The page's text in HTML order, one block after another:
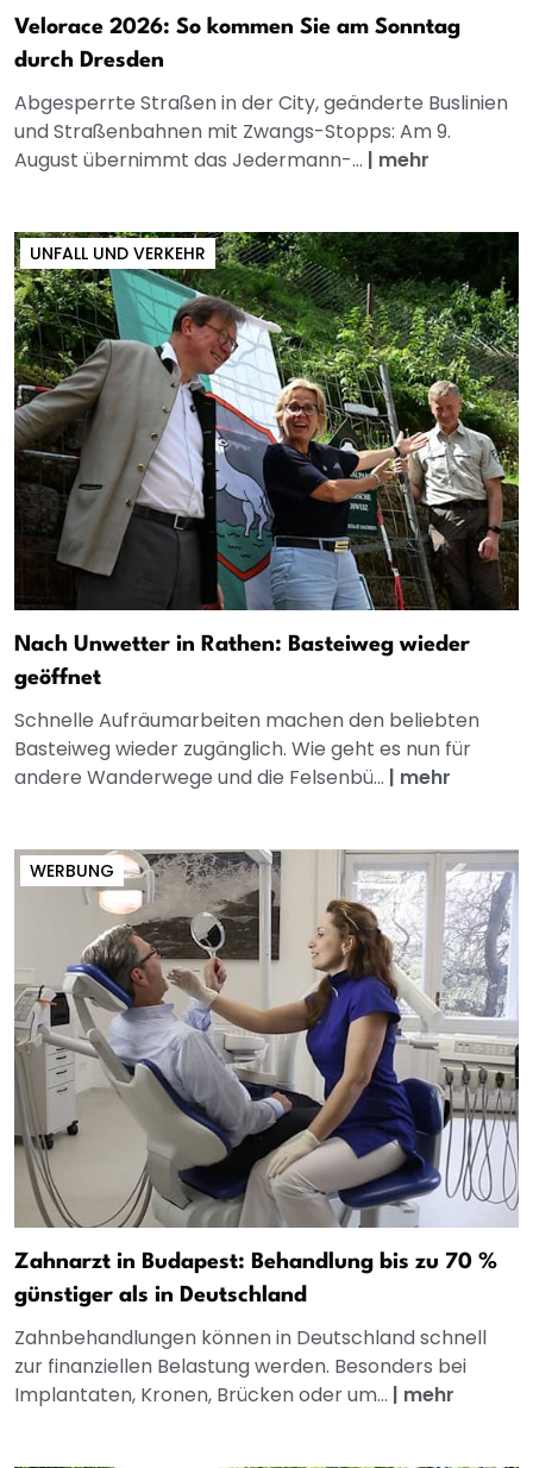
Velorace 2026: So kommen Sie am Sonntag
durch Dresden
Abgesperrte Straßen in der City, geänderte Buslinien
und Straßenbahnen mit Zwangs-Stopps: Am 9.
August übernimmt das Jedermann-... | mehr
UNFALL UND VERKEHR
Nach Unwetter in Rathen: Basteiweg wieder
geöffnet
Schnelle Aufräumarbeiten machen den beliebten
Basteiweg wieder zugänglich. Wie geht es nun für
andere Wanderwege und die Felsenbü... | mehr
WERBUNG
Zahnarzt in Budapest: Behandlung bis zu 70 %
günstiger als in Deutschland
Zahnbehandlungen können in Deutschland schnell
zur finanziellen Belastung werden. Besonders bei
Implantaten, Kronen, Brücken oder um... | mehr